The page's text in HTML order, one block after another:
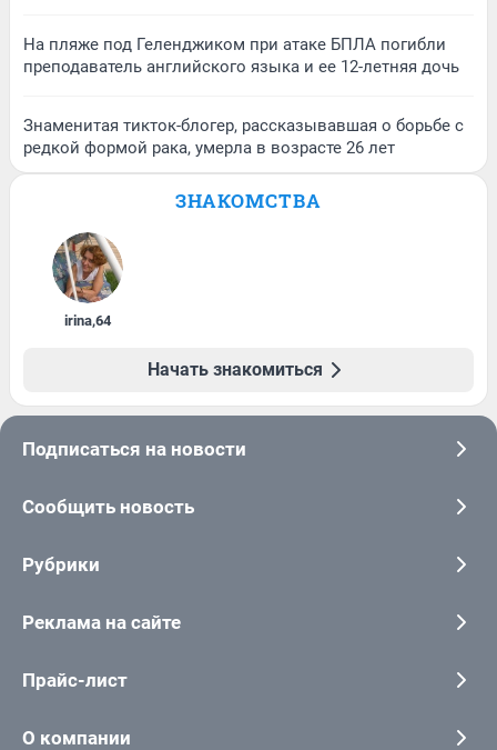
На пляже под Геленджиком при атаке БПЛА погибли
преподаватель английского языка и ее 12-летняя дочь
Знаменитая тикток-блогер, рассказывавшая о борьбе с
редкой формой рака, умерла в возрасте 26 лет
ЗНАКОМСТВА
irina,64
Начать знакомиться
Подписаться на новости
Сообщить новость
Рубрики
Реклама на сайте
Прайс-лист
О компании